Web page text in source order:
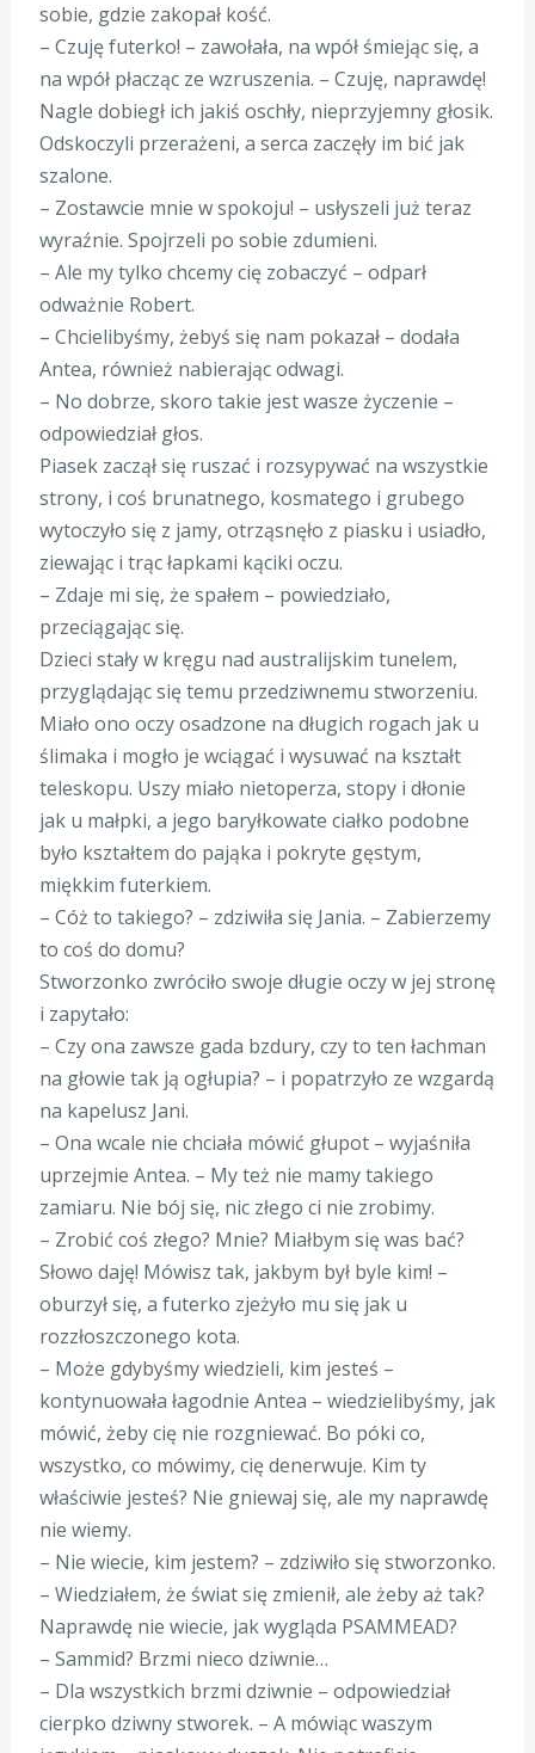
sobie, gdzie zakopał kość.
– Czuję futerko! – zawołała, na wpół śmiejąc się, a
na wpół płacząc ze wzruszenia. – Czuję, naprawdę!
Nagle dobiegł ich jakiś oschły, nieprzyjemny głosik.
Odskoczyli przerażeni, a serca zaczęły im bić jak
szalone.
– Zostawcie mnie w spokoju! – usłyszeli już teraz
wyraźnie. Spojrzeli po sobie zdumieni.
– Ale my tylko chcemy cię zobaczyć – odparł
odważnie Robert.
– Chcielibyśmy, żebyś się nam pokazał – dodała
Antea, również nabierając odwagi.
– No dobrze, skoro takie jest wasze życzenie –
odpowiedział głos.
Piasek zaczął się ruszać i rozsypywać na wszystkie
strony, i coś brunatnego, kosmatego i grubego
wytoczyło się z jamy, otrząsnęło z piasku i usiadło,
ziewając i trąc łapkami kąciki oczu.
– Zdaje mi się, że spałem – powiedziało,
przeciągając się.
Dzieci stały w kręgu nad australijskim tunelem,
przyglądając się temu przedziwnemu stworzeniu.
Miało ono oczy osadzone na długich rogach jak u
ślimaka i mogło je wciągać i wysuwać na kształt
teleskopu. Uszy miało nietoperza, stopy i dłonie
jak u małpki, a jego baryłkowate ciałko podobne
było kształtem do pająka i pokryte gęstym,
miękkim futerkiem.
– Cóż to takiego? – zdziwiła się Jania. – Zabierzemy
to coś do domu?
Stworzonko zwróciło swoje długie oczy w jej stronę
i zapytało:
– Czy ona zawsze gada bzdury, czy to ten łachman
na głowie tak ją ogłupia? – i popatrzyło ze wzgardą
na kapelusz Jani.
– Ona wcale nie chciała mówić głupot – wyjaśniła
uprzejmie Antea. – My też nie mamy takiego
zamiaru. Nie bój się, nic złego ci nie zrobimy.
– Zrobić coś złego? Mnie? Miałbym się was bać?
Słowo daję! Mówisz tak, jakbym był byle kim! –
oburzył się, a futerko zjeżyło mu się jak u
rozzłoszczonego kota.
– Może gdybyśmy wiedzieli, kim jesteś –
kontynuowała łagodnie Antea – wiedzielibyśmy, jak
mówić, żeby cię nie rozgniewać. Bo póki co,
wszystko, co mówimy, cię denerwuje. Kim ty
właściwie jesteś? Nie gniewaj się, ale my naprawdę
nie wiemy.
– Nie wiecie, kim jestem? – zdziwiło się stworzonko.
– Wiedziałem, że świat się zmienił, ale żeby aż tak?
Naprawdę nie wiecie, jak wygląda PSAMMEAD?
– Sammid? Brzmi nieco dziwnie…
– Dla wszystkich brzmi dziwnie – odpowiedział
cierpko dziwny stworek. – A mówiąc waszym